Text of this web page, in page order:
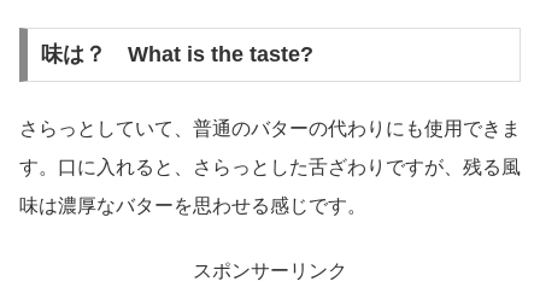
味は？ What is the taste?
さらっとしていて、普通のバターの代わりにも使用できま
す。口に入れると、さらっとした舌ざわりですが、残る風
味は濃厚なバターを思わせる感じです。
スポンサーリンク